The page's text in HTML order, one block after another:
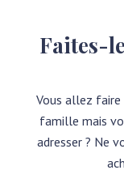
Faites-
Vous allez faire
famille mais
adresser ? Ne